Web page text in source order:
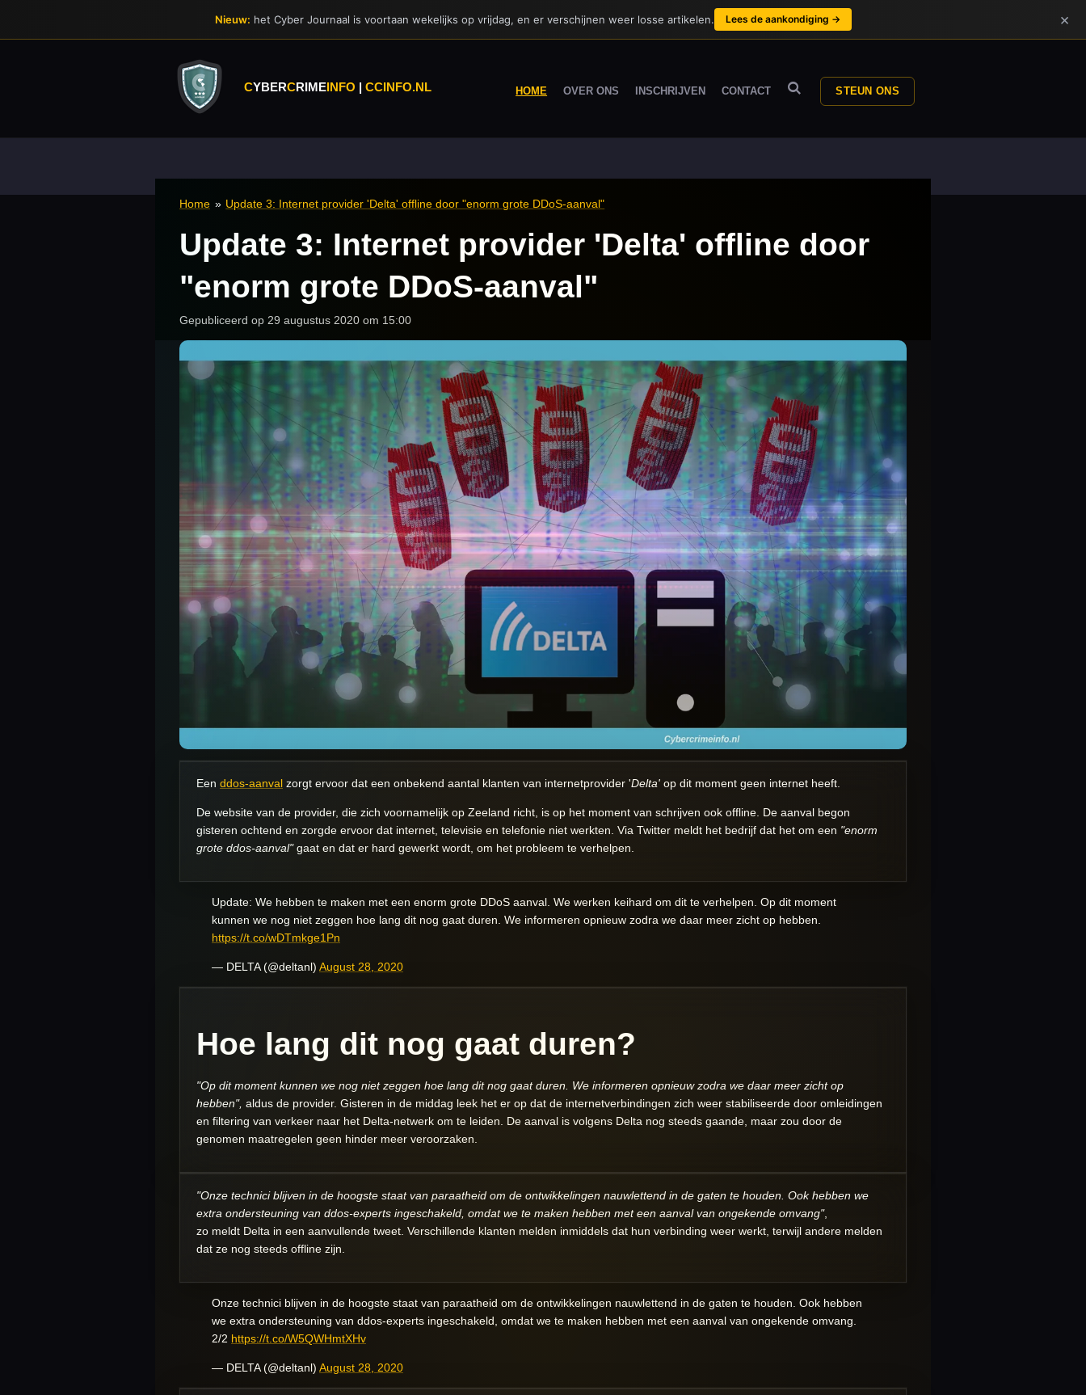
CYBERCRIMEINFO | CCINFO.NL HOME OVER ONS INSCHRIJVEN CONTACT STEUN ONS
Home » Update 3: Internet provider 'Delta' offline door "enorm grote DDoS-aanval"
Update 3: Internet provider 'Delta' offline door
"enorm grote DDoS-aanval"
Gepubliceerd op 29 augustus 2020 om 15:00
Een ddos-aanval zorgt ervoor dat een onbekend aantal klanten van internetprovider 'Delta' op dit moment geen internet heeft.
De website van de provider, die zich voornamelijk op Zeeland richt, is op het moment van schrijven ook offline. De aanval begon
gisteren ochtend en zorgde ervoor dat internet, televisie en telefonie niet werkten. Via Twitter meldt het bedrijf dat het om een "enorm
grote ddos-aanval"gaat en dat er hard gewerkt wordt, om het probleem te verhelpen.
Update: We hebben te maken met een enorm grote DDoS aanval. We werken keihard om dit te verhelpen. Op dit moment
kunnen we nog niet zeggen hoe lang dit nog gaat duren. We informeren opnieuw zodra we daar meer zicht op hebben.
https://t.co/wDTmkge1Pn
— DELTA (@deltanl) August 28, 2020
Hoe lang dit nog gaat duren?
"Op dit moment kunnen we nog niet zeggen hoe lang dit nog gaat duren. We informeren opnieuw zodra we daar meer zicht op
hebben", aldus de provider. Gisteren in de middag leek het er op dat de internetverbindingen zich weer stabiliseerde door omleidingen
en filtering van verkeer naar het Delta-netwerk om te leiden. De aanval is volgens Delta nog steeds gaande, maar zou door de
genomen maatregelen geen hinder meer veroorzaken.
"Onze technici blijven in de hoogste staat van paraatheid om de ontwikkelingen nauwlettend in de gaten te houden. Ook hebben we
extra ondersteuning van ddos-experts ingeschakeld, omdat we te maken hebben met een aanval van ongekende omvang",
zo meldt Delta in een aanvullende tweet. Verschillende klanten melden inmiddels dat hun verbinding weer werkt, terwijl andere melden
dat ze nog steeds offline zijn.
Onze technici blijven in de hoogste staat van paraatheid om de ontwikkelingen nauwlettend in de gaten te houden. Ook hebben
we extra ondersteuning van ddos-experts ingeschakeld, omdat we te maken hebben met een aanval van ongekende omvang.
2/2 https://t.co/W5QWHmtXHv
— DELTA (@deltanl) August 28, 2020
Nieuw: het Cyber Journaal is voortaan wekelijks op vrijdag, en er verschijnen weer losse artikelen. Lees de aankondiging → ×